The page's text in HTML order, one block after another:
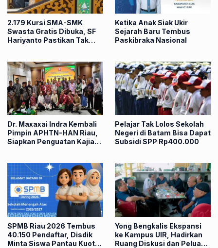
2.179 Kursi SMA-SMK
Swasta Gratis Dibuka, SF
Hariyanto Pastikan Tak
Ketika Anak Siak Ukir
Sejarah Baru Tembus
Paskibraka Nasional
Dr. Maxaxai Indra Kembali
Pimpin APHTN-HAN Riau,
Siapkan Penguatan Kajian
Pelajar Tak Lolos Sekolah
Negeri di Batam Bisa Dapat
Subsidi SPP Rp400.000
SPMB Riau 2026 Tembus
40.150 Pendaftar, Disdik
Minta Siswa Pantau Kuota
Yong Bengkalis Ekspansi
ke Kampus UIR, Hadirkan
Ruang Diskusi dan Peluang